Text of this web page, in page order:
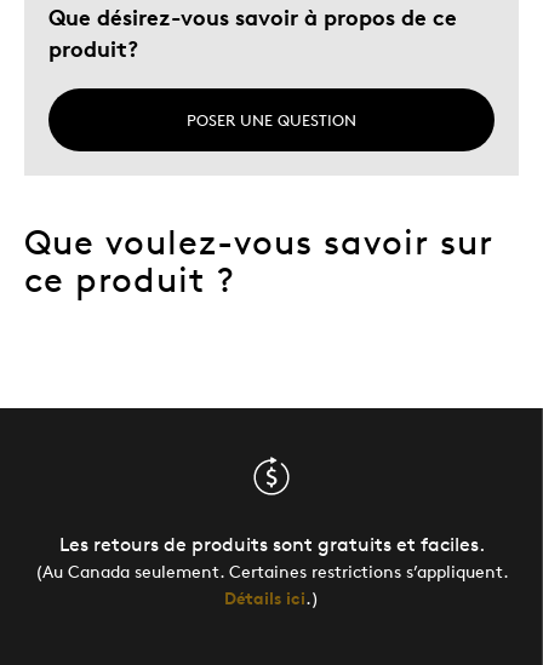
Que désirez-vous savoir à propos de ce
produit?
POSER UNE QUESTION
Que voulez-vous savoir sur
ce produit ?
Les retours de produits sont gratuits et faciles.
(Au Canada seulement. Certaines restrictions s’appliquent.
Détails ici.)